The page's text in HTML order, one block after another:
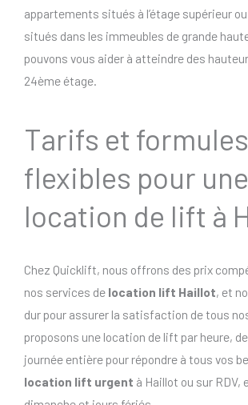
appartements situés à l’étage supérieur
situés dans les immeubles de grande
pouvons vous aider à atteindre des
24ème étage.
Tarifs et formules
flexibles pour une
location de lift à
Chez Quicklift, nous offrons des prix
nos services de location lift Haillot, et
dur pour assurer la satisfaction de tous
proposons une location de lift par heure,
journée entière pour répondre à tous vos
location lift urgent à Haillot ou sur RDV,